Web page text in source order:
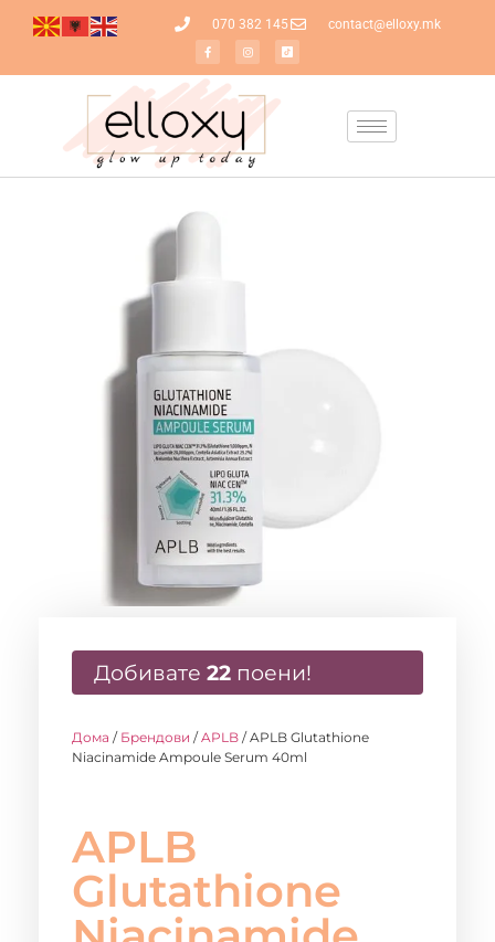
070 382 145 contact@elloxy.mk
Добивате 22 поени!
Дома / Брендови /APLB / APLB Glutathione
Niacinamide Ampoule Serum 40ml
APLB
Glutathione